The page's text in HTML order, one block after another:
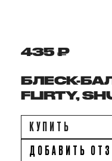
435 ₽
БЛЕСК-
FLIRTY,
КУПИТЬ
ДОБАВИТЬ